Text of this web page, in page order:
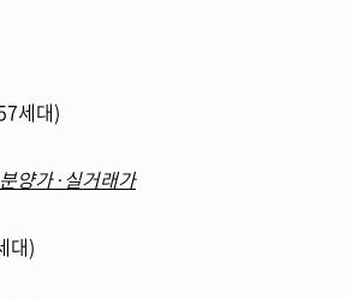
세대)
분양가·실거래가
대)